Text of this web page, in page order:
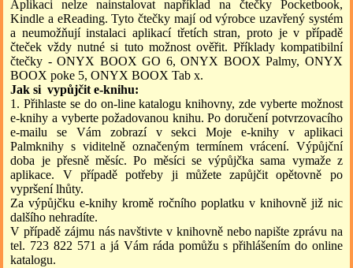
Aplikaci nelze nainstalovat například na čtečky Pocketbook,
Kindle a eReading. Tyto čtečky mají od výrobce uzavřený systém
a neumožňují instalaci aplikací třetích stran, proto je v případě
čteček vždy nutné si tuto možnost ověřit. Příklady kompatibilní
čtečky - ONYX BOOX GO 6, ONYX BOOX Palmy, ONYX
BOOX poke 5, ONYX BOOX Tab x.
Jak si vypůjčit e-knihu:
1. Přihlaste se do on-line katalogu knihovny, zde vyberte možnost
e-knihy a vyberte požadovanou knihu. Po doručení potvrzovacího
e-mailu se Vám zobrazí v sekci Moje e-knihy v aplikaci
Palmknihy s viditelně označeným termínem vrácení. Výpůjční
doba je přesně měsíc. Po měsíci se výpůjčka sama vymaže z
aplikace. V případě potřeby ji můžete zapůjčit opětovně po
vypršení lhůty.
Za výpůjčku e-knihy kromě ročního poplatku v knihovně již nic
dalšího nehradíte.
V případě zájmu nás navštivte v knihovně nebo napište zprávu na
tel. 723 822 571 a já Vám ráda pomůžu s přihlášením do online
katalogu.